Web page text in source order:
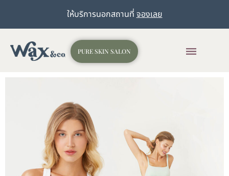
ให้บริการนอกสถานที่จองเลย
PURE SKIN SALON